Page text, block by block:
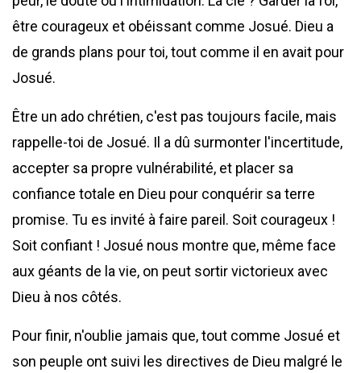
être courageux et obéissant comme Josué. Dieu a
de grands plans pour toi, tout comme il en avait pour
Josué.
Être un ado chrétien, c'est pas toujours facile, mais
rappelle-toi de Josué. Il a dû surmonter l'incertitude,
accepter sa propre vulnérabilité, et placer sa
confiance totale en Dieu pour conquérir sa terre
promise. Tu es invité à faire pareil. Soit courageux !
Soit confiant ! Josué nous montre que, même face
aux géants de la vie, on peut sortir victorieux avec
Dieu à nos côtés.
Pour finir, n'oublie jamais que, tout comme Josué et
son peuple ont suivi les directives de Dieu malgré le